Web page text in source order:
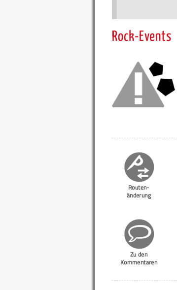
Rock-Events
Routen-
änderung
Zu den
Kommentaren